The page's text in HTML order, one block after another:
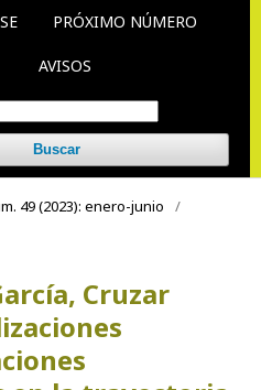
PRÓXIMO NÚMERO
AVISOS
Buscar
49 (2023): enero-junio
/
Cruzar